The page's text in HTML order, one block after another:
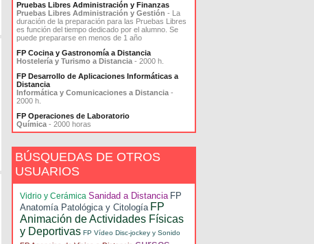
Pruebas Libres Administración y Finanzas
Pruebas Libres Administración y Gestión - La
duración de la preparación para las Pruebas Libres
es función del tiempo dedicado por el alumno. Se
puede prepararse en menos de 1 año
FP Cocina y Gastronomía a Distancia
Hostelería y Turismo a Distancia - 2000 h.
FP Desarrollo de Aplicaciones Informáticas a
Distancia
Informática y Comunicaciones a Distancia -
2000 h.
FP Operaciones de Laboratorio
Química - 2000 horas
BÚSQUEDAS DE OTROS
USUARIOS
Vidrio y Cerámica Sanidad a Distancia FP
Anatomía Patológica y Citología FP
Animación de Actividades Físicas
y Deportivas FP Vídeo Disc-jockey y Sonido